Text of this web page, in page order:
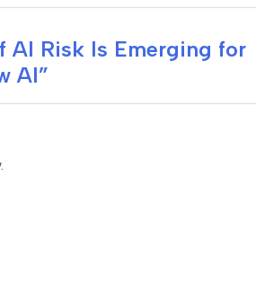
AI Risk Is Emerging for
AI”